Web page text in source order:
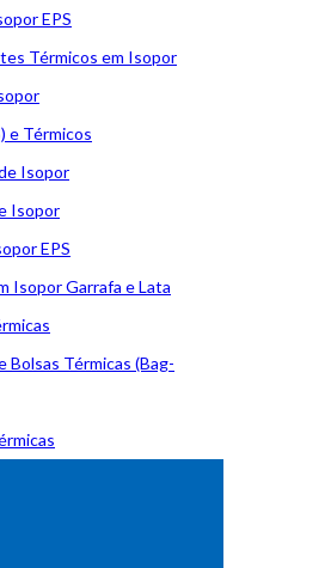
EPS
Térmicos em Isopor
e Térmicos
Isopor
Isopor
EPS
Isopor Garrafa e Lata
Bolsas Térmicas (Bag-